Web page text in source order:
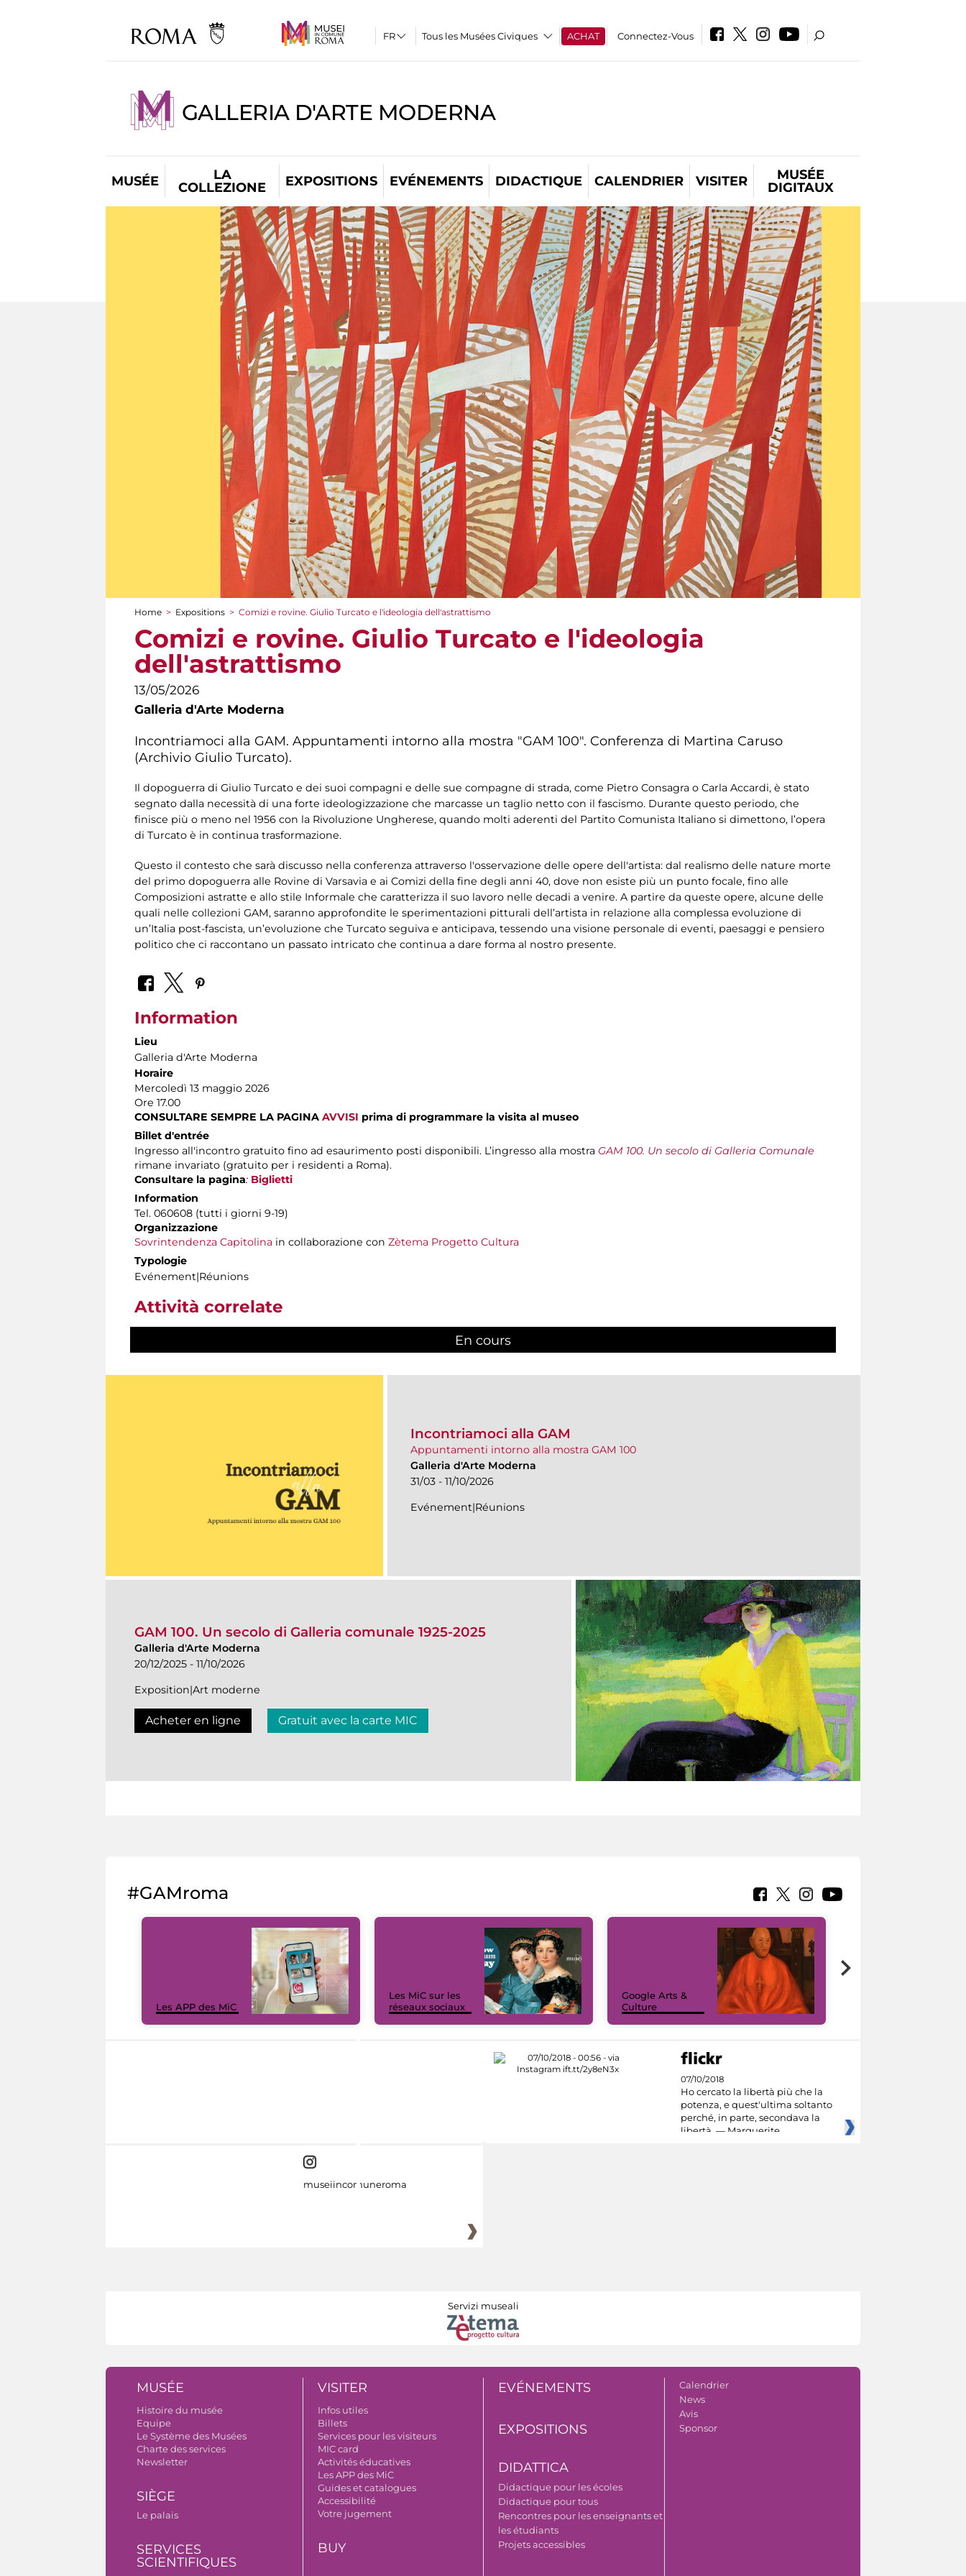
Tous les Musées Civiques ACHAT Connectez-Vous
GALLERIA D'ARTE MODERNA
MUSÉE
LA
COLLEZIONE
EXPOSITIONS EVÉNEMENTS DIDACTIQUE CALENDRIER VISITER
MUSÉE
DIGITAUX
You are here
Home > Expositions > Comizi e rovine. Giulio Turcato e l'ideologia dell'astrattismo
Comizi e rovine. Giulio Turcato e l'ideologia
dell'astrattismo
13/05/2026
Galleria d'Arte Moderna
Incontriamoci alla GAM. Appuntamenti intorno alla mostra "GAM 100". Conferenza di Martina Caruso
(Archivio Giulio Turcato).
Il dopoguerra di Giulio Turcato e dei suoi compagni e delle sue compagne di strada, come Pietro Consagra o Carla Accardi, è stato
segnato dalla necessità di una forte ideologizzazione che marcasse un taglio netto con il fascismo. Durante questo periodo, che
finisce più o meno nel 1956 con la Rivoluzione Ungherese, quando molti aderenti del Partito Comunista Italiano si dimettono, l’opera
di Turcato è in continua trasformazione.
Questo il contesto che sarà discusso nella conferenza attraverso l'osservazione delle opere dell'artista: dal realismo delle nature morte
del primo dopoguerra alle Rovine di Varsavia e ai Comizi della fine degli anni 40, dove non esiste più un punto focale, fino alle
Composizioni astratte e allo stile Informale che caratterizza il suo lavoro nelle decadi a venire. A partire da queste opere, alcune delle
quali nelle collezioni GAM, saranno approfondite le sperimentazioni pitturali dell’artista in relazione alla complessa evoluzione di
un’Italia post-fascista, un’evoluzione che Turcato seguiva e anticipava, tessendo una visione personale di eventi, paesaggi e pensiero
politico che ci raccontano un passato intricato che continua a dare forma al nostro presente.
Information
Lieu
Galleria d'Arte Moderna
Horaire
Mercoledì 13 maggio 2026
Ore 17.00
CONSULTARE SEMPRE LA PAGINA AVVISI prima di programmare la visita al museo
Billet d'entrée
Ingresso all'incontro gratuito fino ad esaurimento posti disponibili. L’ingresso alla mostra GAM 100. Un secolo di Galleria Comunale
rimane invariato (gratuito per i residenti a Roma).
Consultare la pagina: Biglietti
Information
Tel. 060608 (tutti i giorni 9-19)
Organizzazione
Sovrintendenza Capitolina in collaborazione con Zètema Progetto Cultura
Typologie
Evénement|Réunions
Attività correlate
En cours
Incontriamoci alla GAM
Appuntamenti intorno alla mostra GAM 100
Galleria d'Arte Moderna
31/03 - 11/10/2026
Evénement|Réunions
GAM 100. Un secolo di Galleria comunale 1925-2025
Galleria d'Arte Moderna
20/12/2025 - 11/10/2026
Exposition|Art moderne
Acheter en ligne Gratuit avec la carte MIC
#GAMroma
Les APP des MiC
Les MiC sur les
réseaux sociaux
Google Arts &
Culture
07/10/2018
Ho cercato la libertà più che la
potenza, e quest'ultima soltanto
perché, in parte, secondava la
libertà. — Marguerite
museiincomuneroma
Servizi museali
MUSÉE
Histoire du musée
Equipe
Le Système des Musées
Charte des services
Newsletter
SIÈGE
Le palais
SERVICES
SCIENTIFIQUES
VISITER
Infos utiles
Billets
Services pour les visiteurs
MIC card
Activités éducatives
Les APP des MiC
Guides et catalogues
Accessibilité
Votre jugement
BUY
EVÉNEMENTS
EXPOSITIONS
DIDATTICA
Didactique pour les écoles
Didactique pour tous
Rencontres pour les enseignants et
les étudiants
Projets accessibles
Calendrier
News
Avis
Sponsor